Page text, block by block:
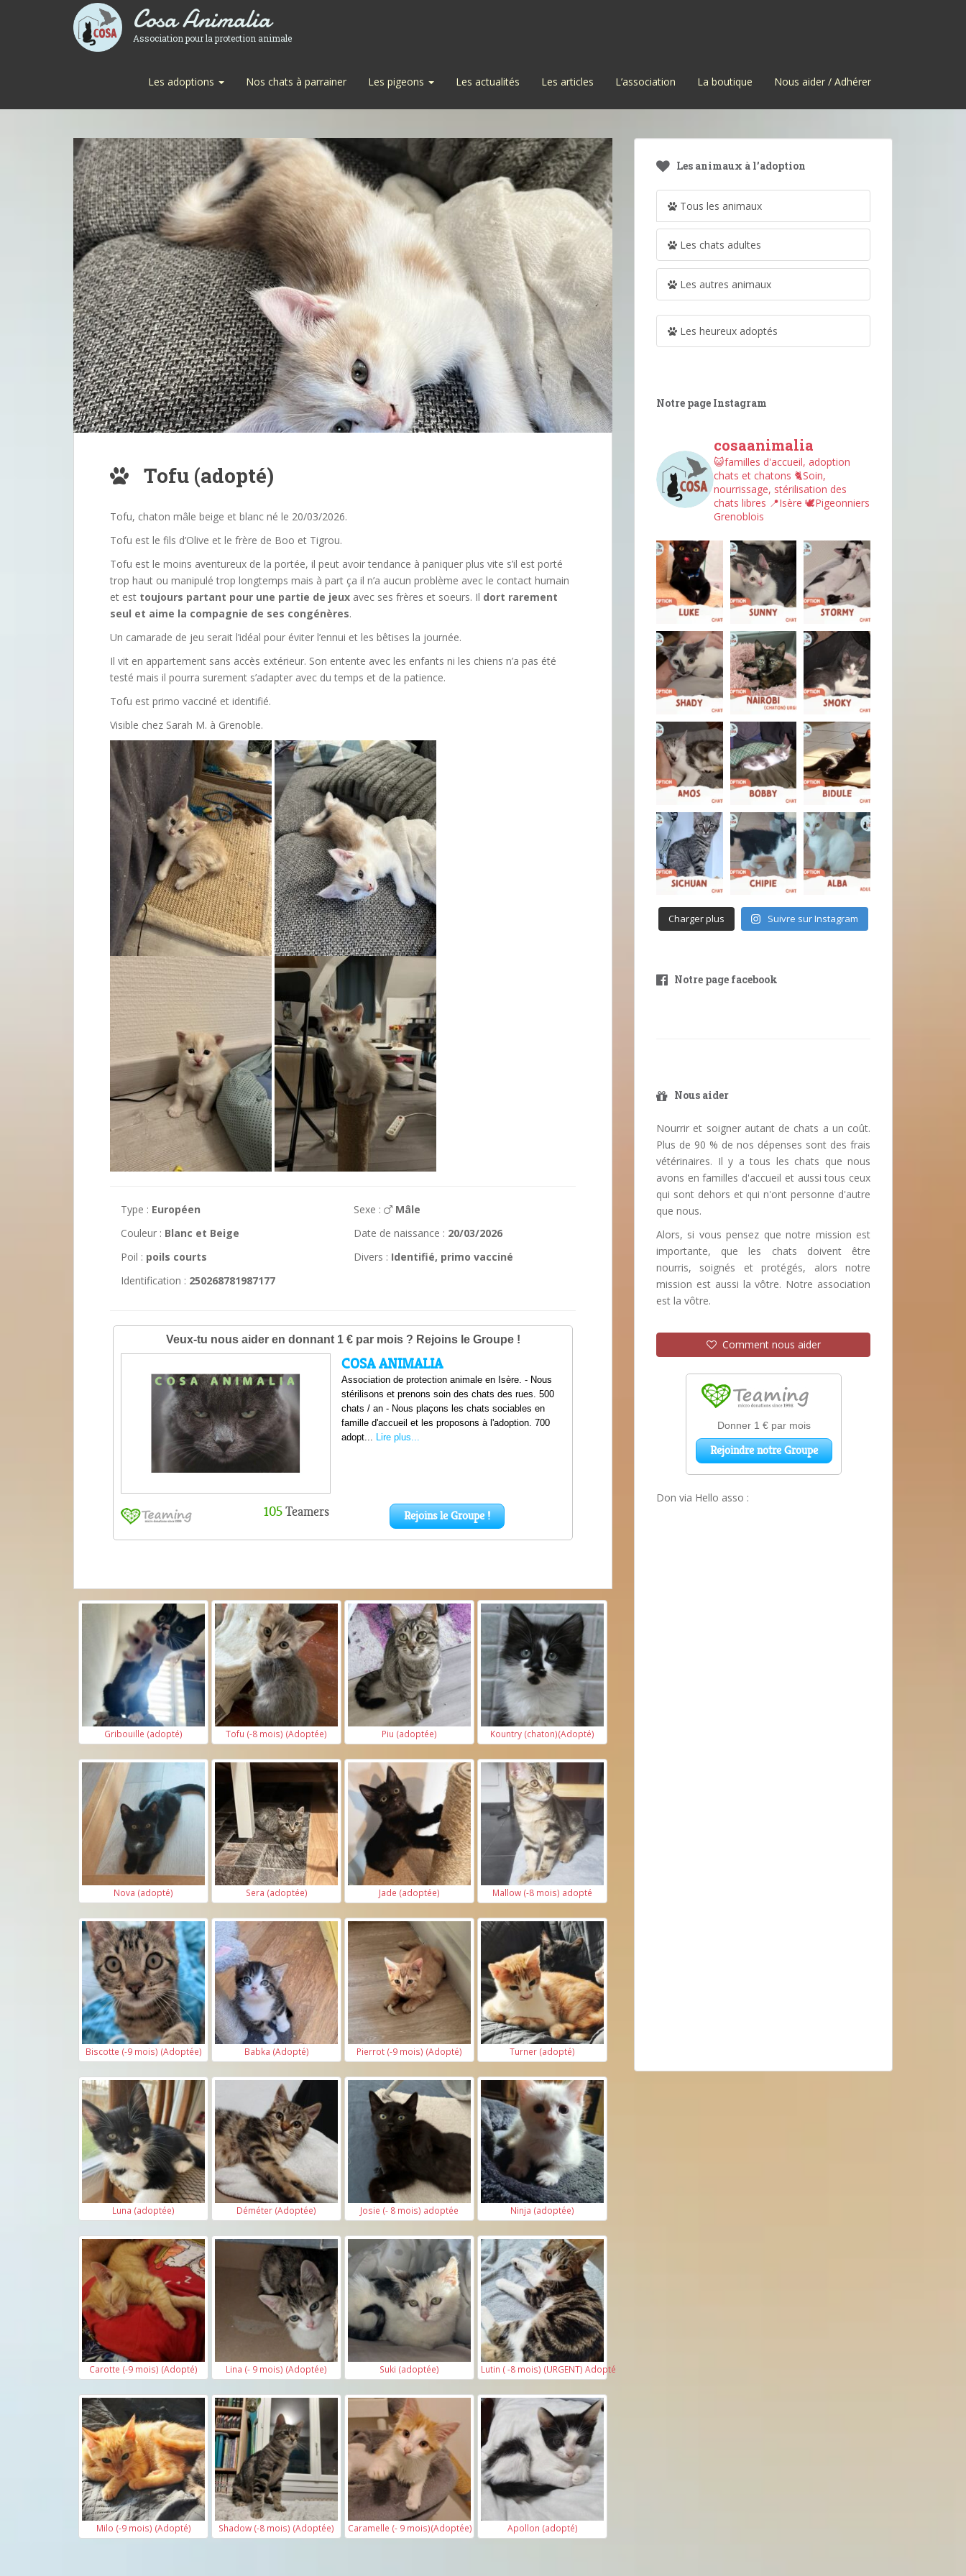
Cosa Animalia
Association pour la protection animale
Les adoptions Nos chats à parrainer Les pigeons Les actualités Les articles L’association La boutique Nous aider / Adhérer
Tofu (adopté)
Tofu, chaton mâle beige et blanc né le 20/03/2026.
Tofu est le fils d’Olive et le frère de Boo et Tigrou.
Tofu est le moins aventureux de la portée, il peut avoir tendance à paniquer plus vite s’il est porté
trop haut ou manipulé trop longtemps mais à part ça il n’a aucun problème avec le contact humain
et est toujours partant pour une partie de jeux avec ses frères et soeurs. Il dort rarement
seul et aime la compagnie de ses congénères.
Un camarade de jeu serait l’idéal pour éviter l’ennui et les bêtises la journée.
Il vit en appartement sans accès extérieur. Son entente avec les enfants ni les chiens n’a pas été
testé mais il pourra surement s’adapter avec du temps et de la patience.
Tofu est primo vacciné et identifié.
Visible chez Sarah M. à Grenoble.
Type : Européen
Couleur : Blanc et Beige
Poil : poils courts
Identification : 250268781987177
Sexe :
Mâle
Date de naissance : 20/03/2026
Divers : Identifié, primo vacciné
Gribouille (adopté) Tofu (-8 mois) (Adoptée) Piu (adoptée) Kountry (chaton)(Adopté)
Nova (adopté) Sera (adoptée) Jade (adoptée) Mallow (-8 mois) adopté
Biscotte (-9 mois) (Adoptée) Babka (Adopté) Pierrot (-9 mois) (Adopté) Turner (adopté)
Luna (adoptée) Déméter (Adoptée) Josie (- 8 mois) adoptée Ninja (adoptée)
Carotte (-9 mois) (Adopté) Lina (- 9 mois) (Adoptée) Suki (adoptée) Lutin ( -8 mois) (URGENT) Adopté
Milo (-9 mois) (Adopté) Shadow (-8 mois) (Adoptée) Caramelle (- 9 mois)(Adoptée) Apollon (adopté)
Les animaux à l’adoption
Tous les animaux
Les chats adultes
Les autres animaux
Les heureux adoptés
Notre page Instagram
cosaanimalia
😺familles d'accueil, adoption
chats et chatons 🐈Soin,
nourrissage, stérilisation des
chats libres 📍Isère 🕊︎Pigeonniers
Grenoblois
Charger plus Suivre sur Instagram
Notre page facebook
Nous aider
Nourrir et soigner autant de chats a un coût.
Plus de 90 % de nos dépenses sont des frais
vétérinaires. Il y a tous les chats que nous
avons en familles d'accueil et aussi tous ceux
qui sont dehors et qui n'ont personne d'autre
que nous.
Alors, si vous pensez que notre mission est
importante, que les chats doivent être
nourris, soignés et protégés, alors notre
mission est aussi la vôtre. Notre association
est la vôtre.
Comment nous aider
Don via Hello asso :